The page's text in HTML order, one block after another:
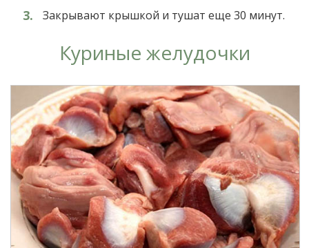
Закрывают крышкой и тушат еще 30 минут.
Куриные желудочки